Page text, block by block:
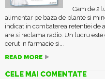
Cam de 2
alimentar pe baza de plante si
indicat in combaterea retentiei de
are si reclama radio. Un lucru
cerut in farmacie si...
READ MORE
CELE MAI COMENTATE